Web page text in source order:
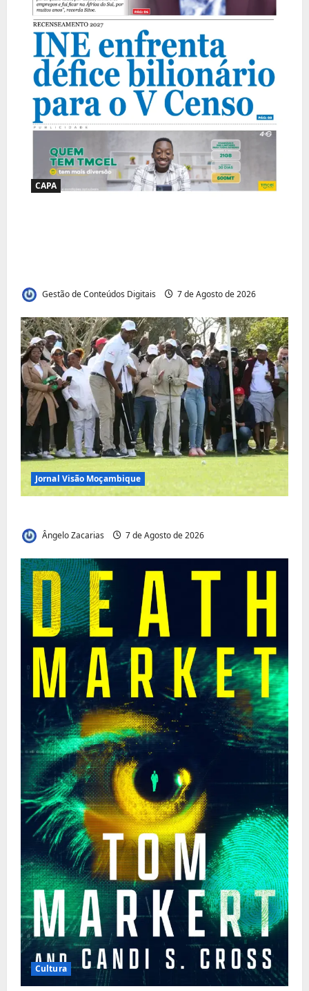
CAPA
Gestão de Conteúdos Digitais 7 de Agosto de 2026
Jornal Visão Moçambique
Ângelo Zacarias 7 de Agosto de 2026
Cultura